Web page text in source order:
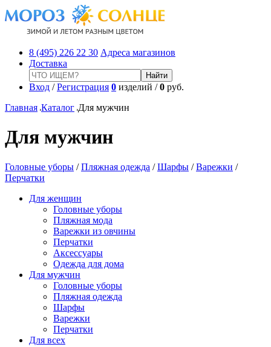
8 (495) 226 22 30 Адреса магазинов
Доставка
Вход /Регистрация 0 изделий /0 руб.
Главная Каталог Для мужчин
Для мужчин
Головные уборы / Пляжная одежда / Шарфы / Варежки /
Перчатки
Для женщин
Головные уборы
Пляжная мода
Варежки из овчины
Перчатки
Аксессуары
Одежда для дома
Для мужчин
Головные уборы
Пляжная одежда
Шарфы
Варежки
Перчатки
Для всех